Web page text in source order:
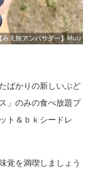
ばかりの新しいぶど
」のみの食べ放題プ
ト＆ ｂｋ シードレ
覚を満喫しましょう